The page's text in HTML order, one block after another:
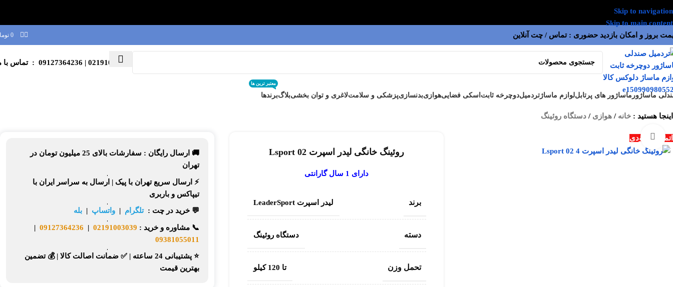
Skip to navigation
Skip to main content
بروز و امکان بازدید حضوری : تماس / چت آنلاین
0
02191003039 | 09127364236 : تماس با ما
ماساژور ماساژور های پرتابللوازم ماساژ تردمیلدوچرخه ثابت اسکی فضاییهوازیبدنسازیپزشکی و سلامتلاغری و توان بخشیبلاگبرندها
معتبر ترین ها
اینجا هستید : خانه / هوازی / دستگاه روئینگ
اتمام موجودیبزرگنمایی تصویر
روئینگ خانگی لیدر اسپرت Lsport 02
دارای 1 سال گارانتی
برند لیدر اسپرت LeaderSport
دسته دستگاه روئینگ
تحمل وزن تا 120 کیلو
🚚 ارسال رایگان : سفارشات بالای 25 میلیون تومان
در
تهران
⚡ ارسال سریع تهران با پیک | ارسال به سراسر ایران با
تیپاکس و باربری
💬 خرید در چت :تلگرام | واتساپ | بله
📞 مشاوره و خرید : 02191003039
|
09127364236
|
09381055011
⭐ پشتیبانی 24 ساعته | ✅ ضمانت اصالت کالا |💰 تضمین
بهترین قیمت